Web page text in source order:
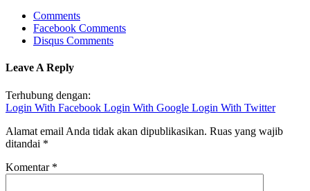
Comments
Facebook Comments
Disqus Comments
Leave A Reply
Terhubung dengan:
Login With Facebook Login With Google Login With Twitter
Alamat email Anda tidak akan dipublikasikan. Ruas yang wajib
ditandai *
Komentar *